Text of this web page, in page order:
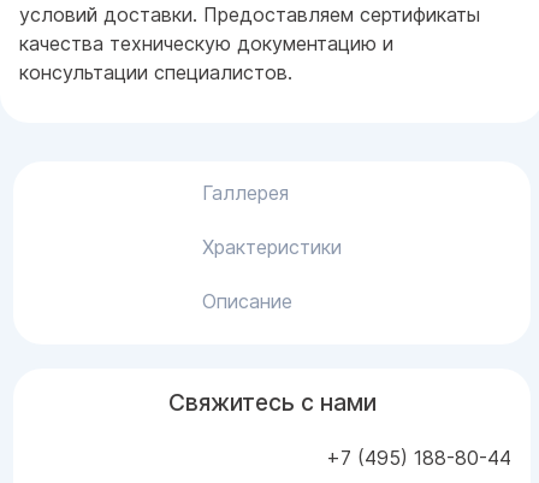
условий доставки. Предоставляем сертификаты
качества техническую документацию и
консультации специалистов.
Галлерея
Храктеристики
Описание
Свяжитесь с нами
+7 (495) 188-80-44